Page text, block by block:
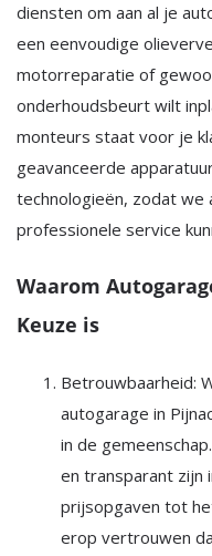
diensten om aan al je
een eenvoudige
motorreparatie of
onderhoudsbeurt wilt
monteurs staat voor je
geavanceerde
technologieën, zodat we
professionele service
Waarom
Keuze is
Betrouwbaarheid:
autogarage in
in de
en transparant zijn
prijsopgaven tot
erop vertrouwen